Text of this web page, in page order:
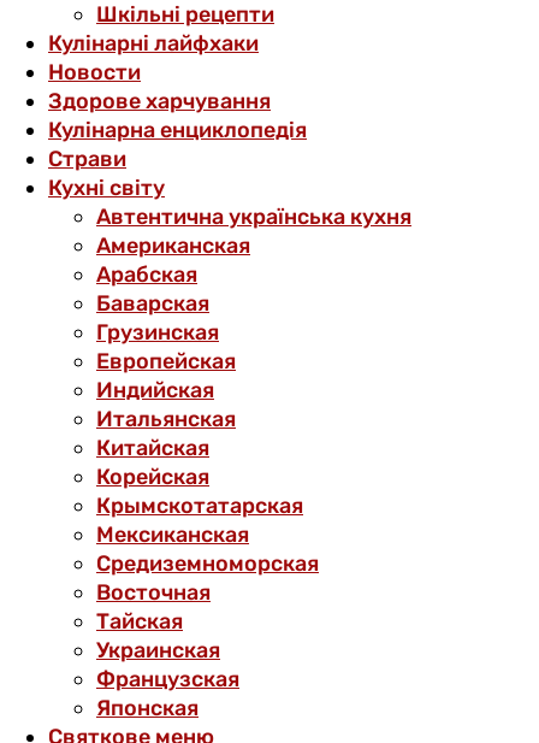
Шкільні рецепти
Кулінарні лайфхаки
Новости
Здорове харчування
Кулінарна енциклопедія
Страви
Кухні світу
Автентична українська кухня
Американская
Арабская
Баварская
Грузинская
Европейская
Индийская
Итальянская
Китайская
Корейская
Крымскотатарская
Мексиканская
Средиземноморская
Восточная
Тайская
Украинская
Французская
Японская
Святкове меню